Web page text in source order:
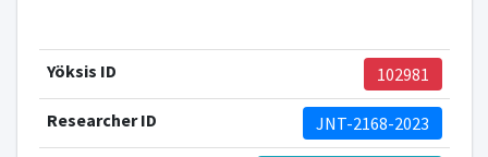
Yöksis ID 102981
Researcher ID JNT-2168-2023